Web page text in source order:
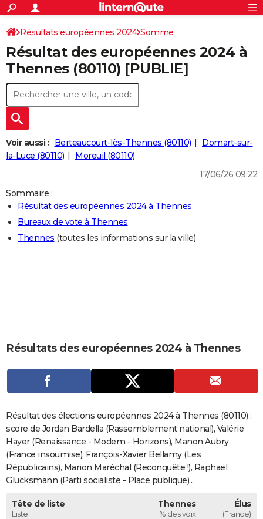
ACTUALITÉS
Politique
Société
Faits Divers
Education
Monde
Villes
+
SPORT
Coupe du monde 2026
Football
Tennis
Cyclisme
Rugby
Forum
CULTURE
Programme TV
TNT
Streaming
Cinéma
Sorties cinéma
Musique
+
FINANCE
Retraite
Impôts
Epargne
Immobilier
Risques naturels par ville
Banque
Assurance
Crédit
AUTO
Essais
Réserver un essai
Citadines
Berlines
SUV
Forum auto
+
HIGH-TECH
Mobiles
Meilleur smartphone
Internet
Ordinateurs
Jeux vidéo
Guide high-tech
+
BRICOLAGE
Guides de France
Escapades
Patrimoine
Expositions
Musées
Week-end nature
LIFESTYLE
Art de vivre
Bien-être
Loisirs
Mode
Modes de vie
CARTE DE VOEUX
Carte de Noël
Carte Bonne année
Carte Saint-Valentin
Carte Pâques
Carte d'anniversaire
DICTIONNAIRE
Dictionnaire
Biographies
Citations
Expressions
Proverbes
PROGRAMME TV
COPAINS D'AVANT
S'inscrire
Se connecter
Lycées
Collèges
Primaires
Universités
Entreprises
Service militaire
Avis de recherche
AVIS DE DÉCÈS
FORUM
S'inscrire
Connexion
Résultats européennes 2024 Somme
Résultat des européennes 2024 à
Thennes (80110) [PUBLIE]
Voir aussi : Berteaucourt-lès-Thennes (80110)
Domart-sur-
la-Luce (80110)
Moreuil (80110)
17/06/26 09:22
Sommaire :
Résultat des européennes 2024 à Thennes
Bureaux de vote à Thennes
Thennes (toutes les informations sur la ville)
Résultats des européennes 2024 à Thennes
Résultat des élections européennes 2024 à Thennes (80110) :
score de Jordan Bardella (Rassemblement national), Valérie
Hayer (Renaissance - Modem - Horizons), Manon Aubry
(France insoumise), François-Xavier Bellamy (Les
Républicains), Marion Maréchal (Reconquête !), Raphaël
Glucksmann (Parti socialiste - Place publique)...
Tête de liste
Liste
Thennes
% des voix
Élus
(France)